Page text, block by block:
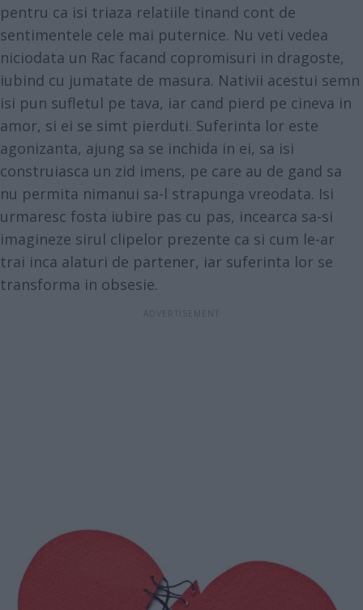
pentru ca isi triaza relatiile tinand cont de
sentimentele cele mai puternice. Nu veti vedea
niciodata un Rac facand copromisuri in dragoste,
iubind cu jumatate de masura. Nativii acestui semn
isi pun sufletul pe tava, iar cand pierd pe cineva in
amor, si ei se simt pierduti. Suferinta lor este
agonizanta, ajung sa se inchida in ei, sa isi
construiasca un zid imens, pe care au de gand sa
nu permita nimanui sa-l strapunga vreodata. Isi
urmaresc fosta iubire pas cu pas, incearca sa-si
imagineze sirul clipelor prezente ca si cum le-ar
trai inca alaturi de partener, iar suferinta lor se
transforma in obsesie.